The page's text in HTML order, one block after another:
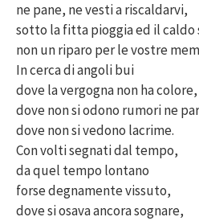
ne pane, ne vesti a riscaldarvi,
sotto la fitta pioggia ed il caldo
non un riparo per le vostre
In cerca di angoli bui
dove la vergogna non ha colore,
dove non si odono rumori ne
dove non si vedono lacrime.
Con volti segnati dal tempo,
da quel tempo lontano
forse degnamente vissuto,
dove si osava ancora sognare,